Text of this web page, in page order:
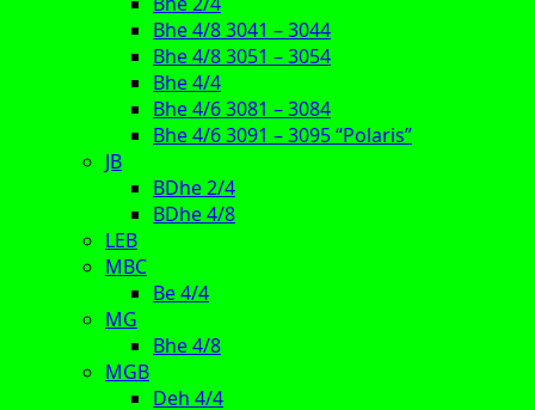
Bhe 4/8 3041 – 3044
Bhe 4/8 3051 – 3054
Bhe 4/4
Bhe 4/6 3081 – 3084
Bhe 4/6 3091 – 3095 “Polaris”
JB
BDhe 2/4
BDhe 4/8
LEB
MBC
Be 4/4
MG
Bhe 4/8
MGB
Deh 4/4